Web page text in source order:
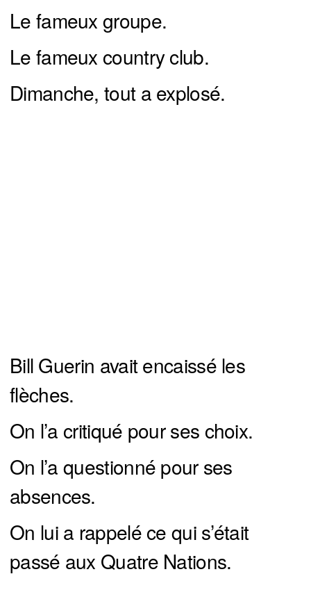
Le fameux groupe.
Le fameux country club.
Dimanche, tout a explosé.
Bill Guerin avait encaissé les
flèches.
On l’a critiqué pour ses choix.
On l’a questionné pour ses
absences.
On lui a rappelé ce qui s’était
passé aux Quatre Nations.